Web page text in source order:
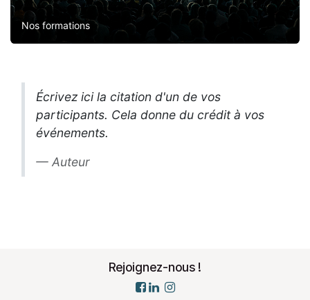
Nos formations
Écrivez ici la citation d'un de vos
participants. Cela donne du crédit à vos
événements.
Auteur
Rejoignez-nous !